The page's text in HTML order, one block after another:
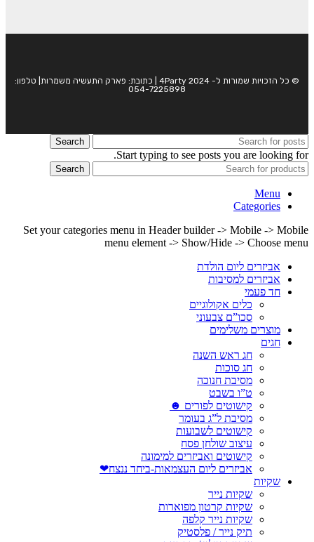
© כל הזכויות שמורות ל- 4Party 2024 | כתובת: פארק התעשיה משמרות| טלפון:
054-7225898
Search
Start typing to see posts you are looking for.
Search
Menu
Categories
Set your categories menu in Header builder -> Mobile -> Mobile
menu element -> Show/Hide -> Choose menu
אביזרים ליום הולדת
אביזרים למסיבות
חד פעמי
כלים אקולוגיים
סכו”ם צבעוני
מוצרים משלימים
חגים
חג ראש השנה
חג סוכות
מסיבת חנוכה
ט”ו בשבט
קישוטים לפורים ☻
מסיבת ל”ג בעומר
קישוטים לשבועות
עיצוב שולחן פסח
קישוטים ואביזרים למימונה
אביזרים ליום העצמאות-ביחד ננצח❤
שקיות
שקיות נייר
שקיות קרטון מפוארות
שקיות נייר קלפה
תיק נייר / פלסטיק